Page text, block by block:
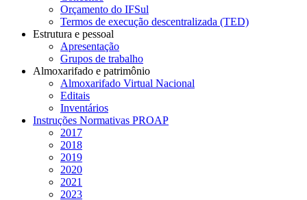
Orçamento do IFSul
Termos de execução descentralizada (TED)
Estrutura e pessoal
Apresentação
Grupos de trabalho
Almoxarifado e patrimônio
Almoxarifado Virtual Nacional
Editais
Inventários
Instruções Normativas PROAP
2017
2018
2019
2020
2021
2023